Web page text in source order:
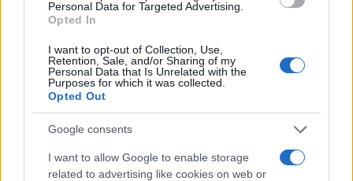
Personal Data for Targeted Advertising.
Opted In
I want to opt-out of Collection, Use,
Retention, Sale, and/or Sharing of my
Personal Data that Is Unrelated with the
Purposes for which it was collected.
Opted Out
Google consents
I want to allow Google to enable storage
related to advertising like cookies on web or
Υποβολή σχολίου
Όροι Χρήσης. Το site προστατεύεται από reCAPTCHA, ισχύουν
Όροι Χρήσης της Google.